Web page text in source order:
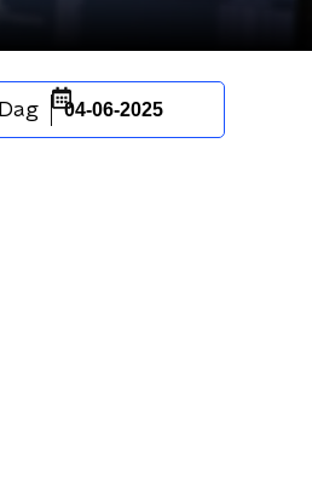
Dag 04-06-2025